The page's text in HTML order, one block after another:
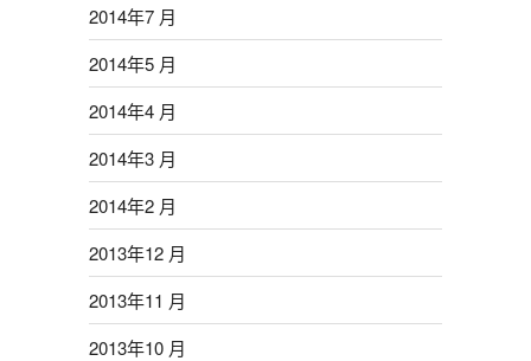
2014年7 月
2014年5 月
2014年4 月
2014年3 月
2014年2 月
2013年12 月
2013年11 月
2013年10 月